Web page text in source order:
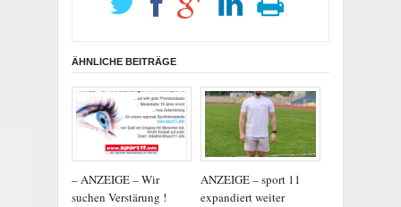
ÄHNLICHE BEITRÄGE
– ANZEIGE – Wir
suchen Verstärung !
ANZEIGE – sport 11
expandiert weiter